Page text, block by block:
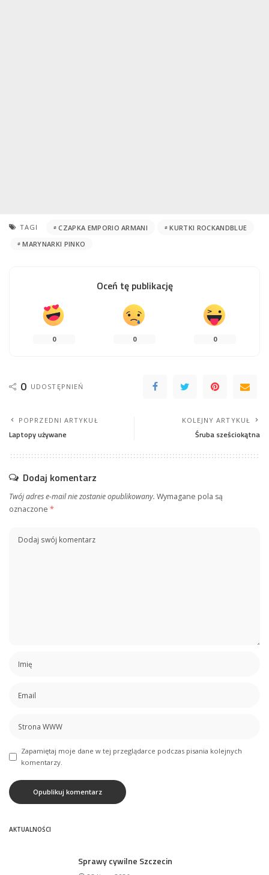
TAGI CZAPKA EMPORIO ARMANI
KURTKI ROCKANDBLUE
MARYNARKI PINKO
Oceń tę publikację
0 0 0
0 UDOSTĘPNIEŃ
POPRZEDNI ARTYKUŁ
Laptopy używane
KOLEJNY ARTYKUŁ
Śruba sześciokątna
Dodaj komentarz
Twój adres e-mail nie zostanie opublikowany. Wymagane pola są
oznaczone *
Zapamiętaj moje dane w tej przeglądarce podczas pisania kolejnych
komentarzy.
AKTUALNOŚCI
Sprawy cywilne Szczecin